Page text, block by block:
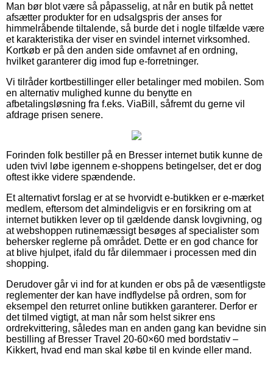
Man bør blot være så påpasselig, at når en butik på nettet
afsætter produkter for en udsalgspris der anses for
himmelråbende tiltalende, så burde det i nogle tilfælde være
et karakteristika der viser en svindel internet virksomhed.
Kortkøb er på den anden side omfavnet af en ordning,
hvilket garanterer dig imod fup e-forretninger.
Vi tilråder kortbestillinger eller betalinger med mobilen. Som
en alternativ mulighed kunne du benytte en
afbetalingsløsning fra f.eks. ViaBill, såfremt du gerne vil
afdrage prisen senere.
Forinden folk bestiller på en Bresser internet butik kunne de
uden tvivl løbe igennem e-shoppens betingelser, det er dog
oftest ikke videre spændende.
Et alternativt forslag er at se hvorvidt e-butikken er e-mærket
medlem, eftersom det almindeligvis er en forsikring om at
internet butikken lever op til gældende dansk lovgivning, og
at webshoppen rutinemæssigt besøges af specialister som
behersker reglerne på området. Dette er en god chance for
at blive hjulpet, ifald du får dilemmaer i processen med din
shopping.
Derudover går vi ind for at kunden er obs på de væsentligste
reglementer der kan have indflydelse på ordren, som for
eksempel den returret online butikken garanterer. Derfor er
det tilmed vigtigt, at man når som helst sikrer ens
ordrekvittering, således man en anden gang kan bevidne sin
bestilling af Bresser Travel 20-60×60 med bordstativ –
Kikkert, hvad end man skal købe til en kvinde eller mand.